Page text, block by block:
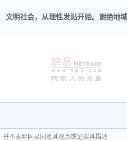
文明社会，从理性发贴开始。谢绝地
并不表明网易同意其观点或证实其描述